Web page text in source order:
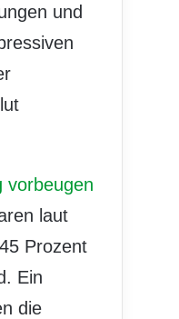
und
vorbeugen
laut
Prozent
Ein
die